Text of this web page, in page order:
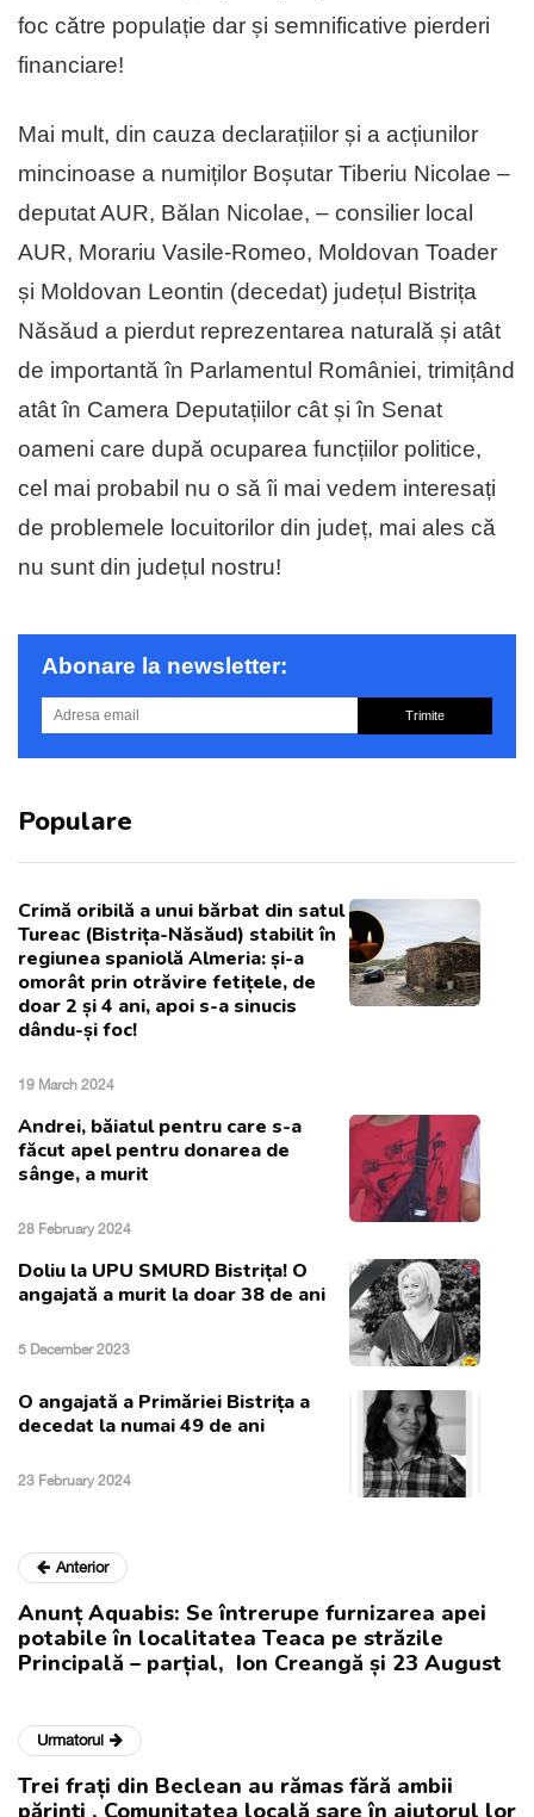
foc către populație dar și semnificative pierderi
financiare!
Mai mult, din cauza declarațiilor și a acțiunilor
mincinoase a numiților Boșutar Tiberiu Nicolae –
deputat AUR, Bălan Nicolae, – consilier local
AUR, Morariu Vasile-Romeo, Moldovan Toader
și Moldovan Leontin (decedat) județul Bistrița
Năsăud a pierdut reprezentarea naturală și atât
de importantă în Parlamentul României, trimițând
atât în Camera Deputațiilor cât și în Senat
oameni care după ocuparea funcțiilor politice,
cel mai probabil nu o să îi mai vedem interesați
de problemele locuitorilor din județ, mai ales că
nu sunt din județul nostru!
Abonare la newsletter:
Trimite
Populare
Crimă oribilă a unui bărbat din satul
Tureac (Bistrița-Năsăud) stabilit în
regiunea spaniolă Almeria: și-a
omorât prin otrăvire fetițele, de
doar 2 și 4 ani, apoi s-a sinucis
dându-și foc!
19 March 2024
Andrei, băiatul pentru care s-a
făcut apel pentru donarea de
sânge, a murit
28 February 2024
Doliu la UPU SMURD Bistrița! O
angajată a murit la doar 38 de ani
5 December 2023
O angajată a Primăriei Bistrița a
decedat la numai 49 de ani
23 February 2024
Anterior
Anunț Aquabis: Se întrerupe furnizarea apei
potabile în localitatea Teaca pe străzile
Principală – parțial, Ion Creangă și 23 August
Urmatorul
Trei frați din Beclean au rămas fără ambii
părinți . Comunitatea locală sare în ajutorul lor